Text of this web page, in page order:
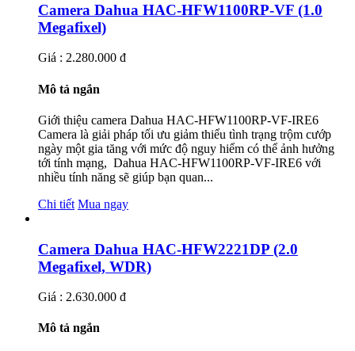
Camera Dahua HAC-HFW1100RP-VF (1.0
Megafixel)
Giá : 2.280.000 đ
Mô tả ngắn
Giới thiệu camera Dahua HAC-HFW1100RP-VF-IRE6
Camera là giải pháp tối ưu giảm thiểu tình trạng trộm cướp
ngày một gia tăng với mức độ nguy hiểm có thể ảnh hưởng
tới tính mạng, Dahua HAC-HFW1100RP-VF-IRE6 với
nhiều tính năng sẽ giúp bạn quan...
Chi tiết Mua ngay
Camera Dahua HAC-HFW2221DP (2.0
Megafixel, WDR)
Giá : 2.630.000 đ
Mô tả ngắn